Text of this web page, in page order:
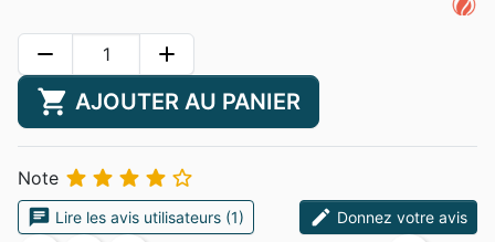
remove add
shopping_cart AJOUTER AU PANIER
Note     
chat Lire les avis utilisateurs (1) edit Donnez votre avis